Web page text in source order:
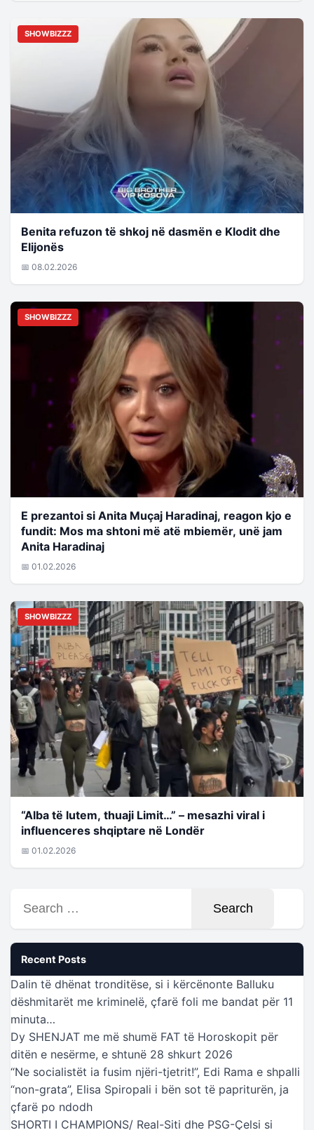
SHOWBIZZZ
Benita refuzon të shkoj në dasmën e Klodit dhe
Elijonës
📅 08.02.2026
SHOWBIZZZ
E prezantoi si Anita Muçaj Haradinaj, reagon kjo e
fundit: Mos ma shtoni më atë mbiemër, unë jam
Anita Haradinaj
📅 01.02.2026
SHOWBIZZZ
“Alba të lutem, thuaji Limit…” – mesazhi viral i
influenceres shqiptare në Londër
📅 01.02.2026
for:
Recent Posts
Dalin të dhënat tronditëse, si i kërcënonte Balluku
dëshmitarët me kriminelë, çfarë foli me bandat për 11
minuta…
Dy SHENJAT me më shumë FAT të Horoskopit për
ditën e nesërme, e shtunë 28 shkurt 2026
“Ne socialistët ia fusim njëri-tjetrit!”, Edi Rama e shpalli
“non-grata”, Elisa Spiropali i bën sot të papriturën, ja
çfarë po ndodh
SHORTI I CHAMPIONS/ Real-Siti dhe PSG-Çelsi si